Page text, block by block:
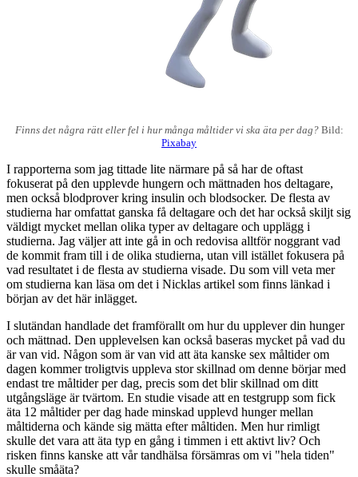
Finns det några rätt eller fel i hur många måltider vi ska äta per dag?Bild:
Pixabay
I rapporterna som jag tittade lite närmare på så har de oftast
fokuserat på den upplevde hungern och mättnaden hos deltagare,
men också blodprover kring insulin och blodsocker. De flesta av
studierna har omfattat ganska få deltagare och det har också skiljt sig
väldigt mycket mellan olika typer av deltagare och upplägg i
studierna. Jag väljer att inte gå in och redovisa alltför noggrant vad
de kommit fram till i de olika studierna, utan vill istället fokusera på
vad resultatet i de flesta av studierna visade. Du som vill veta mer
om studierna kan läsa om det i Nicklas artikel som finns länkad i
början av det här inlägget.
I slutändan handlade det framförallt om hur du upplever din hunger
och mättnad. Den upplevelsen kan också baseras mycket på vad du
är van vid. Någon som är van vid att äta kanske sex måltider om
dagen kommer troligtvis uppleva stor skillnad om denne börjar med
endast tre måltider per dag, precis som det blir skillnad om ditt
utgångsläge är tvärtom. En studie visade att en testgrupp som fick
äta 12 måltider per dag hade minskad upplevd hunger mellan
måltiderna och kände sig mätta efter måltiden. Men hur rimligt
skulle det vara att äta typ en gång i timmen i ett aktivt liv? Och
risken finns kanske att vår tandhälsa försämras om vi "hela tiden"
skulle småäta?